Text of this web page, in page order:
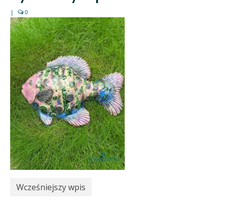
| 0
Wcześniejszy wpis